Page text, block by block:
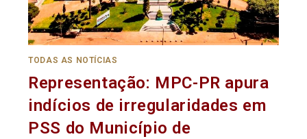
TODAS AS NOTÍCIAS
Representação: MPC-PR apura
indícios de irregularidades em
PSS do Município de